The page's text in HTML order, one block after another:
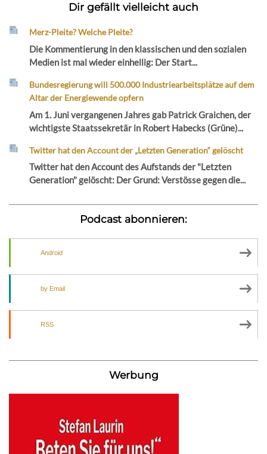
Dir gefällt vielleicht auch
Merz-Pleite? Welche Pleite?
Die Kommentierung in den klassischen und den sozialen
Medien ist mal wieder einhellig: Der Start...
Bundesregierung will 500.000 Industriearbeitsplätze auf dem
Altar der Energiewende opfern
Am 1. Juni vergangenen Jahres gab Patrick Graichen, der
wichtigste Staatssekretär in Robert Habecks (Grüne)...
Twitter hat den Account der „Letzten Generation“ gelöscht
Twitter hat den Account des Aufstands der "Letzten
Generation" gelöscht: Der Grund: Verstösse gegen die...
Podcast abonnieren:
Android
by Email
RSS
Werbung